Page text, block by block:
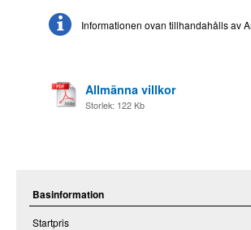
Informationen ovan tillhandahålls av
Allmänna villkor
Storlek: 122 Kb
Basinformation
Startpris